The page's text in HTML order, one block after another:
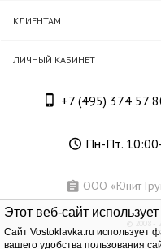
Этот веб-сайт
Cайт Vostoklavka.ru использует
вашего удобства пользования
КЛИЕНТАМ
ЛИЧНЫЙ КАБИНЕТ
+7 (495) 374 57
Пн-Пт.
ООО «Юнит